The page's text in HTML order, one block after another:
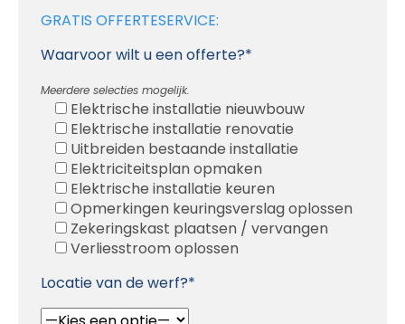
GRATIS OFFERTESERVICE:
Waarvoor wilt u een offerte?*
Meerdere selecties mogelijk.
Elektrische installatie nieuwbouw
Elektrische installatie renovatie
Uitbreiden bestaande installatie
Elektriciteitsplan opmaken
Elektrische installatie keuren
Opmerkingen keuringsverslag oplossen
Zekeringskast plaatsen / vervangen
Verliesstroom oplossen
Locatie van de werf?*